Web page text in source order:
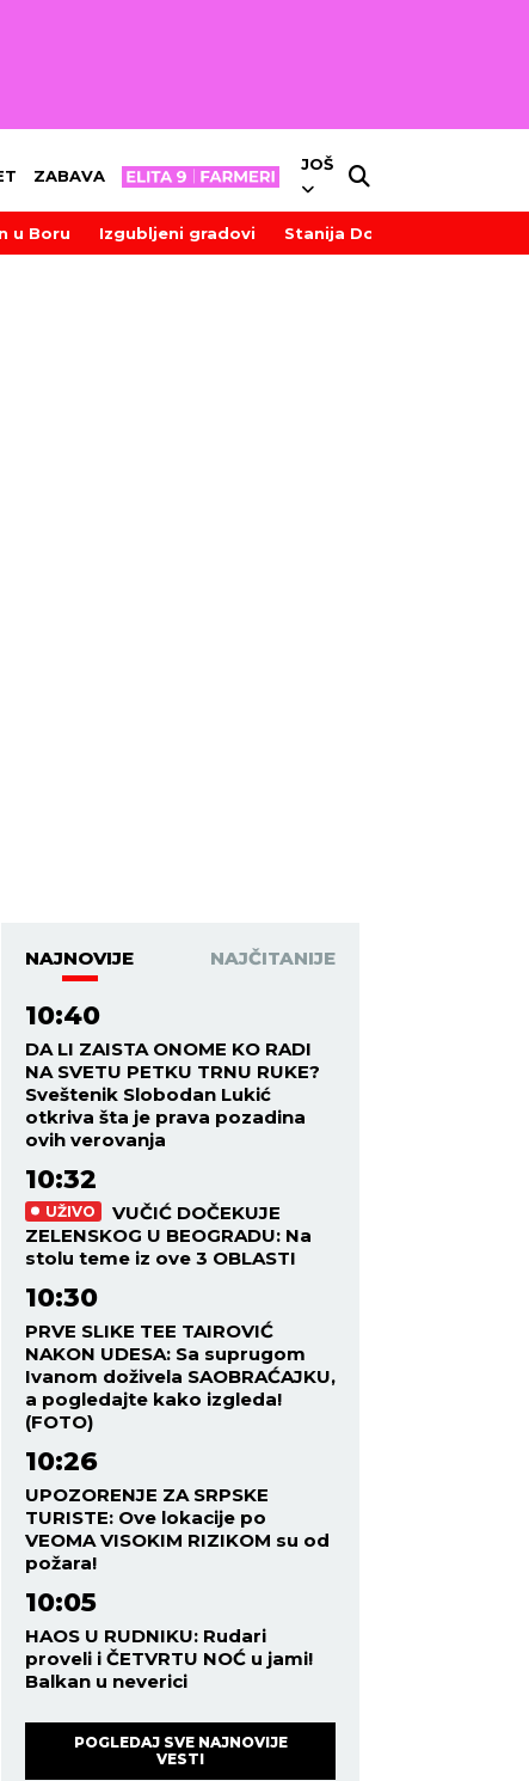
ZABAVA
JOŠ
u Boru Izgubljeni gradovi Stanija Dobrojević
NAJNOVIJE NAJČITANIJE
10:40
DA LI ZAISTA ONOME KO RADI
NA SVETU PETKU TRNU RUKE?
Sveštenik Slobodan Lukić
otkriva šta je prava pozadina
ovih verovanja
10:32
UŽIVO
VUČIĆ DOČEKUJE
ZELENSKOG U BEOGRADU: Na
stolu teme iz ove 3 OBLASTI
10:30
PRVE SLIKE TEE TAIROVIĆ
NAKON UDESA: Sa suprugom
Ivanom doživela SAOBRAĆAJKU,
a pogledajte kako izgleda!
(FOTO)
10:26
UPOZORENJE ZA SRPSKE
TURISTE: Ove lokacije po
VEOMA VISOKIM RIZIKOM su od
požara!
10:05
HAOS U RUDNIKU: Rudari
proveli i ČETVRTU NOĆ u jami!
Balkan u neverici
POGLEDAJ SVE NAJNOVIJE
VESTI